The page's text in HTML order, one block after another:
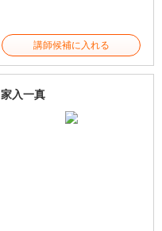
講師候補に入れる
家入一真